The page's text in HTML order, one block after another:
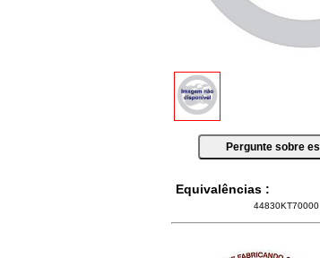
Equivalências :
44830KT70000